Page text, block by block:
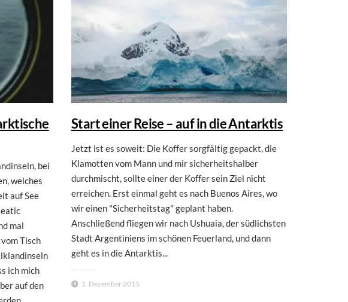
bei
welches
auf See
mal
Tisch
ich mich
auf den
Start einer Reise – auf in die Antarktis
Jetzt ist es soweit: Die Koffer sorgfältig gepackt, die
Klamotten vom Mann und mir sicherheitshalber
durchmischt, sollte einer der Koffer sein Ziel nicht
erreichen. Erst einmal geht es nach Buenos Aires, wo
wir einen "Sicherheitstag" geplant haben.
Anschließend fliegen wir nach Ushuaia, der südlichsten
Stadt Argentiniens im schönen Feuerland, und dann
geht es in die Antarktis...
1. Dezember 2015